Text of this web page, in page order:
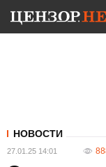
НОВОСТИ
27.01.25 14:01